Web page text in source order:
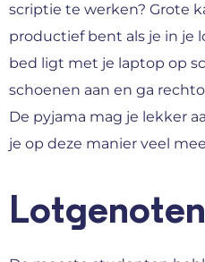
scriptie te werken? Grote
productief bent als je in je
bed ligt met je laptop op
schoenen aan en ga
De pyjama mag je lekker
je op deze manier veel